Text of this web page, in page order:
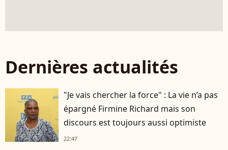
Dernières actualités
"Je vais chercher la force" : La vie n’a pas
épargné Firmine Richard mais son
discours est toujours aussi optimiste
22:47